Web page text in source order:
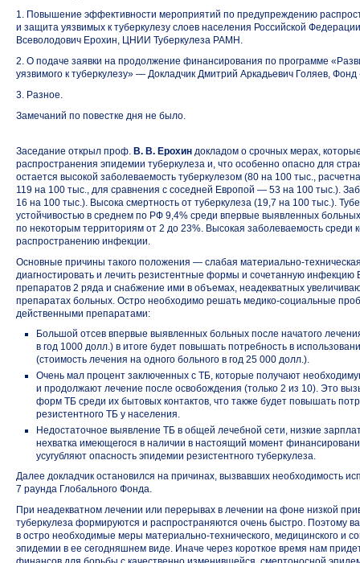
1. Повышение эффективности мероприятий по предупреждению
и защита уязвимых к туберкулезу слоев населения Российской
Всеволодович Ерохин, ЦНИИ Туберкулеза РАМН.
2. О подаче заявки на продолжение финансирования по программе
уязвимого к туберкулезу» — Докладчик Дмитрий Аркадьевич Голяев,
3. Разное.
Замечаний по повестке дня не было.
Заседание открыл проф. В. В. Ерохин докладом о срочных мерах,
распространения эпидемии туберкулеза и, что особенно опасно для
остается высокой заболеваемость туберкулезом (80 на 100 тыс.,
119 на 100 тыс., для сравнения с соседней Европой — 53 на 100 тыс.).
16 на 100 тыс.). Высока смертность от туберкулеза (19,7 на 100 тыс.).
устойчивостью в среднем по РФ 9,4% среди впервые выявленных
по некоторым территориям от 2 до 23%. Высокая заболеваемость среди
распространению инфекции.
Основные причины такого положения — слабая материально-
диагностировать и лечить резистентные формы и сочетанную
препаратов 2 ряда и снабжение ими в объемах, неадекватных
препаратах больных. Остро необходимо решать медико-социальные
действенными препаратами:
Большой отсев впервые выявленных больных после начатого
в год 1000 долл.) в итоге будет повышать потребность в
(стоимость лечения на одного больного в год 25 000 долл.).
Очень мал процент заключенных с ТБ, которые получают
и продолжают лечение после освобождения (только 2 из 10). Это
форм ТБ среди их бытовых контактов, что также будет повышать
резистентного ТБ у населения.
Недостаточное выявление ТБ в общей лечебной сети, низкие
нехватка имеющегося в наличии в настоящий момент
усугубляют опасность эпидемии резистентного туберкулеза.
Далее докладчик остановился на причинах, вызвавших необходимость
7 раунда Глобального Фонда.
При неадекватном лечении или перерывах в лечении на фоне низкой
туберкулеза формируются и распространяются очень быстро. Поэтому
в остро необходимые меры материально-технического, медицинского и
эпидемии в ее сегодняшнем виде. Иначе через короткое время нам